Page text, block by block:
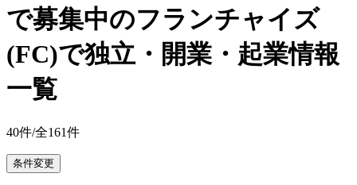
で募集中のフランチャイズ
(FC)で独立・開業・起業情報
一覧
40件/全161件
条件変更